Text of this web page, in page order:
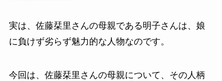
実は、佐藤栞里さんの母親である明子さんは、娘
に負けず劣らず魅力的な人物なのです。
今回は、佐藤栞里さんの母親について、その人柄